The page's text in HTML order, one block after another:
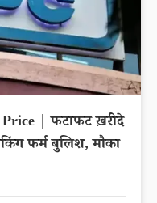
| फटाफट ख़रीदे
फर्म बुलिश, मौका